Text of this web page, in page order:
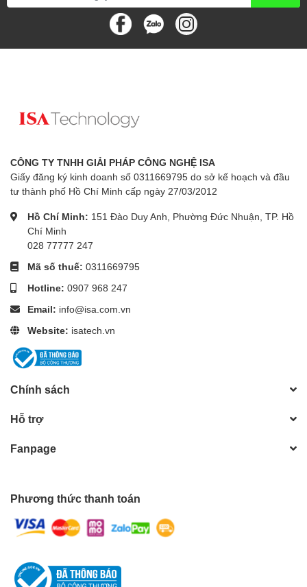
CÔNG TY TNHH GIẢI PHÁP CÔNG NGHỆ ISA
Giấy đăng ký kinh doanh số 0311669795 do sở kế hoạch và đầu
tư thành phố Hồ Chí Minh cấp ngày 27/03/2012
Hồ Chí Minh: 151 Đào Duy Anh, Phường Đức Nhuận, TP. Hồ
Chí Minh
028 77777 247
Mã số thuế: 0311669795
Hotline: 0907 968 247
Email: info@isa.com.vn
Website: isatech.vn
Chính sách
Hỗ trợ
Fanpage
Phương thức thanh toán